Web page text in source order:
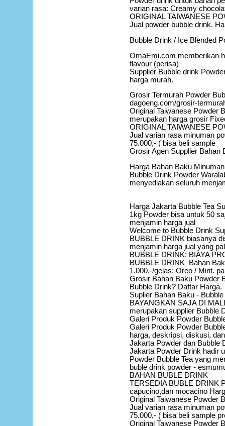
varian rasa: Creamy
ORIGINAL TAIWANESE
Jual powder bubble drink.
Bubble Drink / Ice Blended
OmaEmi.com memberikan
flavour (perisa)
Supplier Bubble drink
harga murah.
Grosir Termurah Powder
dagoeng.com/grosir-
Original Taiwanese Powder
merupakan harga grosir
ORIGINAL TAIWANESE
Jual varian rasa minuman
75.000,- ( bisa beli sample
Grosir Agen Supplier Bahan
Harga Bahan Baku
Bubble Drink Powder
menyediakan seluruh
Harga Jakarta Bubble Tea
1kg Powder bisa untuk 50
menjamin harga jual
Welcome to Bubble Drink
BUBBLE DRINK biasanya
menjamin harga jual yang
BUBBLE DRINK: BIAYA
BUBBLE DRINK Bahan
1.000,-/gelas; Oreo / Mint.
Grosir Bahan Baku Powder
Bubble Drink? Daftar Harga.
Suplier Bahan Baku -
BAYANGKAN SAJA DI
merupakan supplier Bubble
Galeri Produk Powder
Galeri Produk Powder
harga, deskripsi, diskusi,
Jakarta Powder dan Bubble
Jakarta Powder Drink hadir
Powder Bubble Tea yang
buble drink powder -
BAHAN BUBLE DRINK‎
TERSEDIA BUBLE DRINK
capucino,dan mocacino
Original Taiwanese Powder
Jual varian rasa minuman
75.000,- ( bisa beli sample
Original Taiwanese Powder